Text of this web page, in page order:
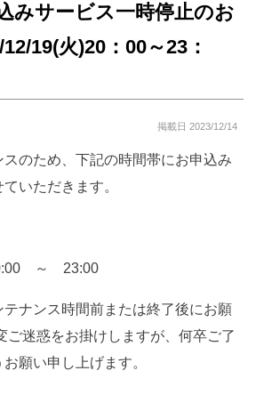
みサービス一時停止のお
19(火)20：00～23：
掲載日 2023/12/14
のため、下記の時間帯にお申込み
いただきます。
～ 23:00
ナンス時間前または終了後にお願
ご迷惑をお掛けしますが、何卒ご了
願い申し上げます。